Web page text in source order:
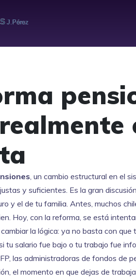
, un cambio estructural en el
y suficientes. Es la gran
y el de tu familia. Antes, muchos
Hoy, con la reforma, se está
la lógica: ya no basta con
tu salario fue bajo o tu trabajo fue
, las administradoras de fondos de
, el momento en que dejas de